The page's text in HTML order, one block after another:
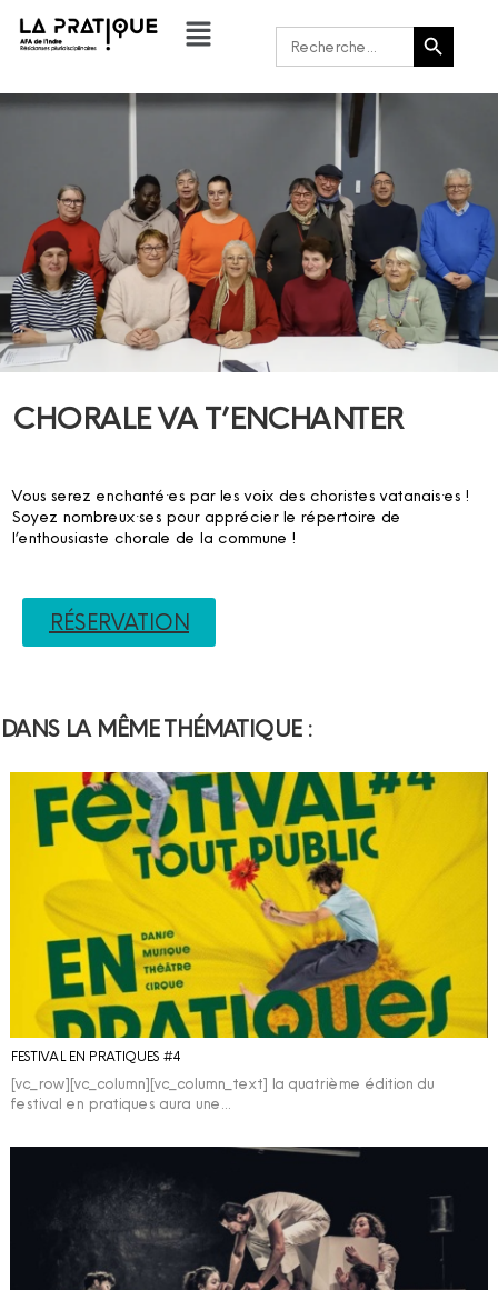
Rechercher : Bouton de recherche
CHORALE VA T’ENCHANTER
Vous serez enchanté·es par les voix des choristes vatanais·es !
Soyez nombreux·ses pour apprécier le répertoire de
l’enthousiaste chorale de la commune !
RÉSERVATION
DANS LA MÊME THÉMATIQUE :
FESTIVAL EN PRATIQUES #4
[vc_row][vc_column][vc_column_text] la quatrième édition du
festival en pratiques aura une…